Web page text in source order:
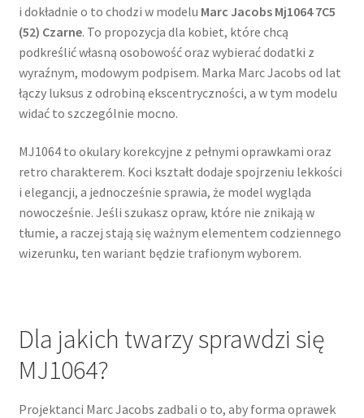
i dokładnie o to chodzi w modelu Marc Jacobs Mj1064 7C5
(52) Czarne. To propozycja dla kobiet, które chcą
podkreślić własną osobowość oraz wybierać dodatki z
wyraźnym, modowym podpisem. Marka Marc Jacobs od lat
łączy luksus z odrobiną ekscentryczności, a w tym modelu
widać to szczególnie mocno.
MJ1064 to okulary korekcyjne z pełnymi oprawkami oraz
retro charakterem. Koci kształt dodaje spojrzeniu lekkości
i elegancji, a jednocześnie sprawia, że model wygląda
nowocześnie. Jeśli szukasz opraw, które nie znikają w
tłumie, a raczej stają się ważnym elementem codziennego
wizerunku, ten wariant będzie trafionym wyborem.
Dla jakich twarzy sprawdzi się
MJ1064?
Projektanci Marc Jacobs zadbali o to, aby forma oprawek